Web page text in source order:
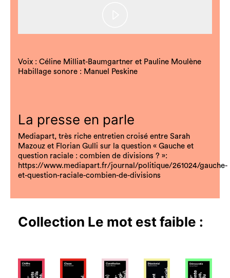
Voix : Céline Milliat-Baumgartner et Pauline Moulène
Habillage sonore : Manuel Peskine
La presse en parle
Mediapart, très riche entretien croisé entre Sarah
Mazouz et Florian Gulli sur la question « Gauche et
question raciale : combien de divisions ? »:
https://www.mediapart.fr/journal/politique/261024/gauche-
et-question-raciale-combien-de-divisions
Collection Le mot est faible :